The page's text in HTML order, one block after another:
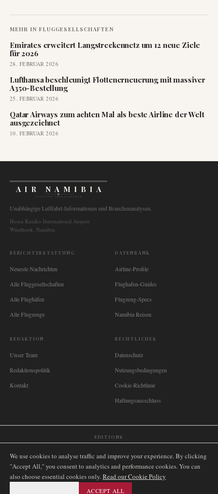
MEHR IN FLUGGESELLSCHAFTEN
Emirates erweitert Langstreckennetz um 12 neue Ziele
für 2026
28. FEBRUAR 2026
Lufthansa beschleunigt Flottenerneuerung mit massiver
A350-Bestellung
25. FEBRUAR 2026
Qatar Airways zum achten Mal als beste Airline der Welt
ausgezeichnet
10. FEBRUAR 2026
AIR NAMIBIA
AVIATION INTELLIGENCE
Unabhängige Luftfahrt-Informationen und Branchenanalysen.
Hosea Kutako International Airport
Windhoek, Namibia
BERICHTERSTATTUNG
Neueste Nachrichten
Alle Fluggesellschaften
Alle Flughäfen
Alle Flugzeuge
DATENBANK
Airline-Profile
Flughafen-Guides
Flugzeug-Specs
Namibia Reisen
REDAKTION
Unser Team
Redaktionspolitik
Kontakt
RECHTLICHES
Datenschutz
Nutzungsbedingungen
Cookie-Richtlinie
Haftungsausschluss
EDITIONS
🇿🇦 South Africa Singapore🇩🇪 Deutschland Nederland 🇫🇷 France
🇮🇹 Italia🇪🇸 España🇧🇷 Brasil🇸🇪 Sverige🇳🇴 Norge🇩🇰
We use cookies to analyse traffic and improve your experience. By clicking
"Accept All," you consent to analytics and performance cookies. You can
also choose essential cookies only.Read our Cookie Policy
ACCEPT ALL